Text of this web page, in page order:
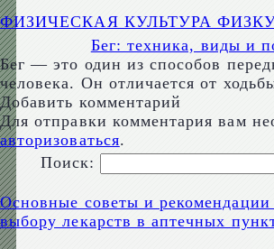
ФИЗИЧЕСКАЯ КУЛЬТУРА
Бег: техника, виды и
Бег — это один из способов
человека. Он отличается от
Добавить комментарий
Для отправки комментария вам
авторизоваться.
Поиск:
Основные советы и
выбору лекарств в аптечных